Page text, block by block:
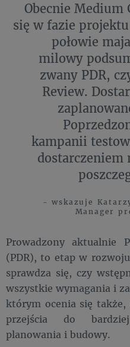
Obecnie Medium
się w fazie
połowie
milowy
zwany PDR,
Review.
kampanii
- wskazuje
Manager
Prowadzony aktualnie
(PDR), to etap w
sprawdza się, czy
wszystkie wymagania i
którym ocenia się
przejścia do
planowania i budowy.